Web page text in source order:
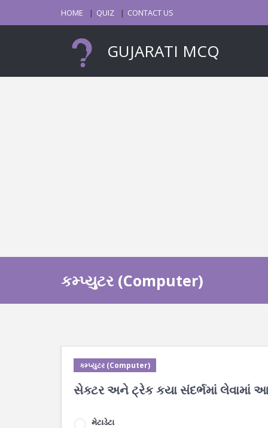
HOME QUIZ CONTACT US
GUJARATI MCQ
કમ્પ્યુટર (Computer)
કમ્પ્યુટર (Computer)
સેક્ટર અને ટ્રેક કયા સંદર્ભમાં લેવામાં
મેટાડેટા